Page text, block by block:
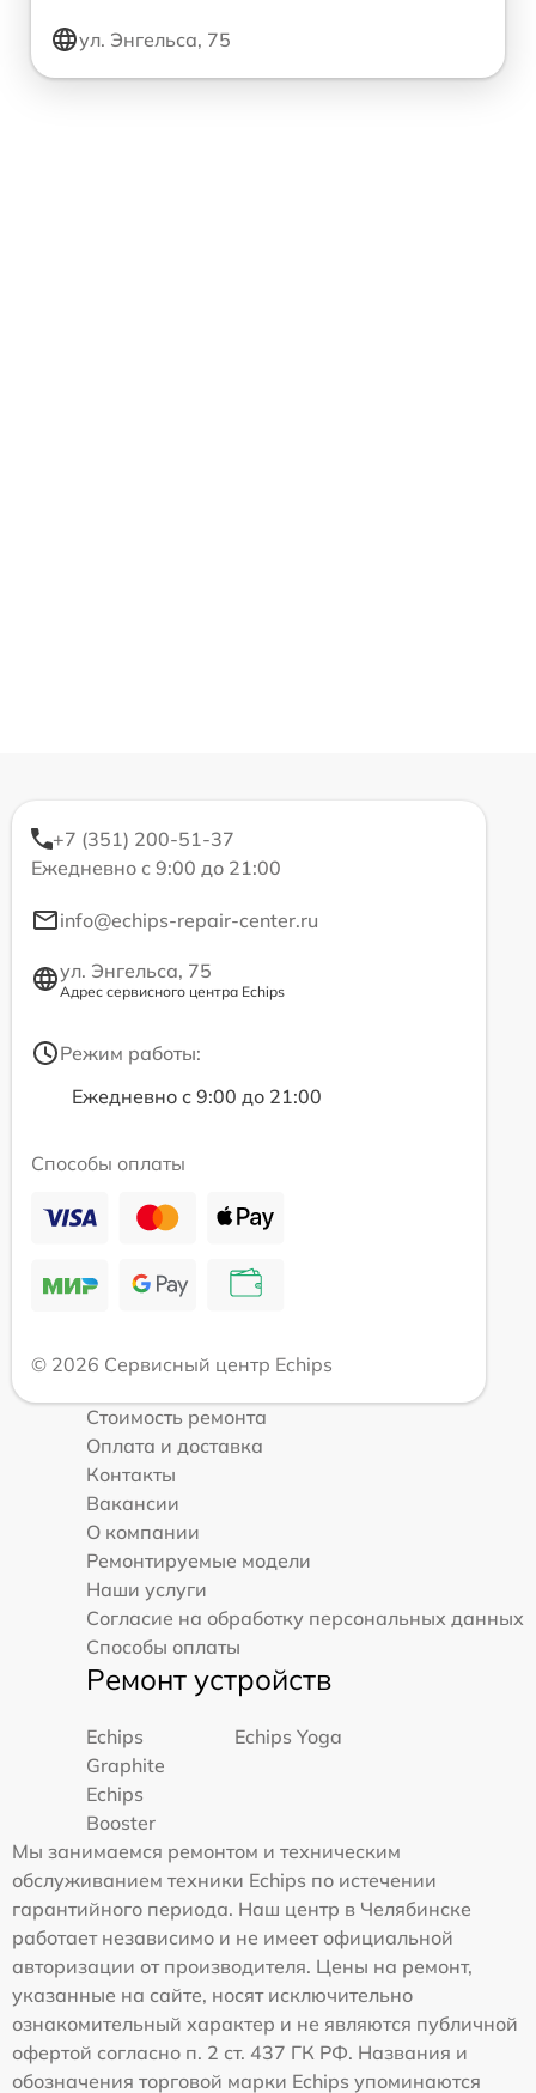
ул. Энгельса, 75
+7 (351) 200-51-37
Ежедневно с 9:00 до 21:00
info@echips-repair-center.ru
ул. Энгельса, 75
Адрес сервисного центра Echips
Режим работы:
Ежедневно с 9:00 до 21:00
Способы оплаты
© 2026 Сервисный центр Echips
Стоимость ремонта
Оплата и доставка
Контакты
Вакансии
О компании
Ремонтируемые модели
Наши услуги
Согласие на обработку персональных данных
Способы оплаты
Ремонт устройств
Echips
Graphite
Echips Yoga
Echips
Booster
Мы занимаемся ремонтом и техническим
обслуживанием техники Echips по истечении
гарантийного периода. Наш центр в Челябинске
работает независимо и не имеет официальной
авторизации от производителя. Цены на ремонт,
указанные на сайте, носят исключительно
ознакомительный характер и не являются публичной
офертой согласно п. 2 ст. 437 ГК РФ. Названия и
обозначения торговой марки Echips упоминаются